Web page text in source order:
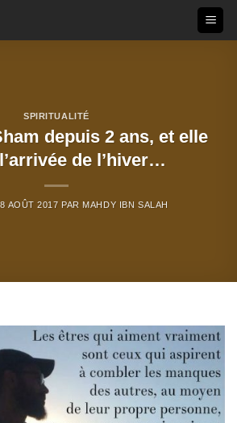
SPIRITUALITÉ
depuis 2 ans, et elle
de l’hiver…
AOÛT 2017 PAR MAHDY IBN SALAH